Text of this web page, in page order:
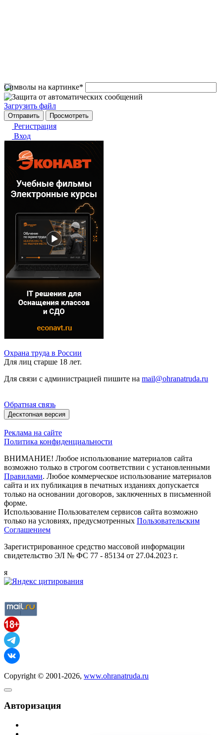
Символы на картинке*
Загрузить файл
Регистрация
Вход
Охрана труда в России
Для лиц старше 18 лет.
Для связи с администрацией пишите на mail@ohranatruda.ru
Обратная связь
Десктопная версия
Реклама на сайте
Политика конфиденциальности
ВНИМАНИЕ! Любое использование материалов сайта
возможно только в строгом соответствии с установленными
Правилами. Любое коммерческое использование материалов
сайта и их публикация в печатных изданиях допускается
только на основании договоров, заключенных в письменной
форме.
Использование Пользователем сервисов сайта возможно
только на условиях, предусмотренных Пользовательским
Соглашением
Зарегистрированное средство массовой информации
свидетельство ЭЛ № ФС 77 - 85134 от 27.04.2023 г.
я
Copyright © 2001-2026, www.ohranatruda.ru
Авторизация